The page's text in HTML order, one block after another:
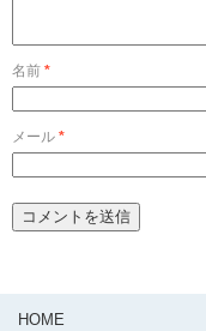
名前 *
メール *
HOME